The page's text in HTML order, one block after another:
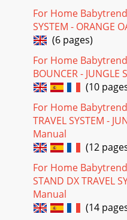
For Home Babytrend
SYSTEM - ORANGE
(6 pages)
For Home Babytrend
BOUNCER -
(10
For Home
TRAVEL SYSTEM -
Manual
(12
For Home
STAND DX TRAVEL
Manual
(14